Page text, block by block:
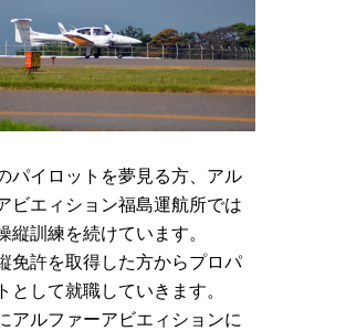
パイロットを夢見る方、アル
ビエィション福島運航所では
縦訓練を続けています。
免許を取得した方からプロパ
として就職していきます。
アルファーアビエィションに